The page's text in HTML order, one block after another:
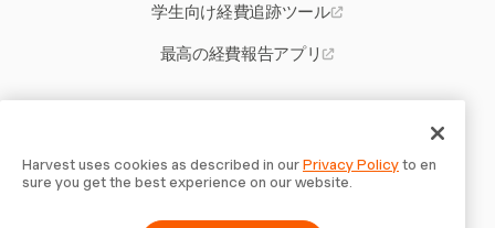
学生向け経費追跡ツール
最高の経費報告アプリ
コネチカットの残業法
Harvest uses cookies as described in ourPrivacy Policyto en
sure you get the best experience on our website.